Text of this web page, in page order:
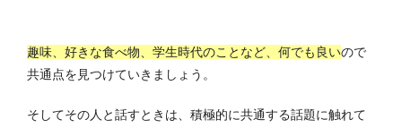
趣味、好きな食べ物、学生時代のことなど、何でも良いので
共通点を見つけていきましょう。
そしてその人と話すときは、積極的に共通する話題に触れて